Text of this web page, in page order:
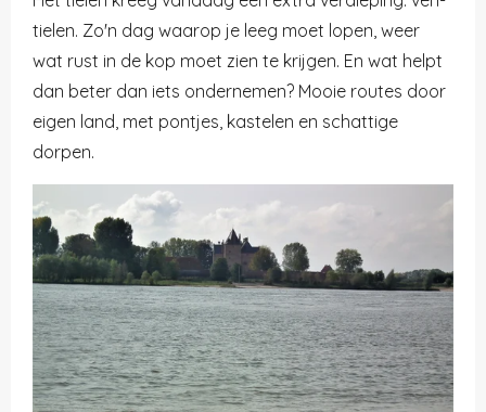
tielen. Zo'n dag waarop je leeg moet lopen, weer
wat rust in de kop moet zien te krijgen. En wat helpt
dan beter dan iets ondernemen? Mooie routes door
eigen land, met pontjes, kastelen en schattige
dorpen.